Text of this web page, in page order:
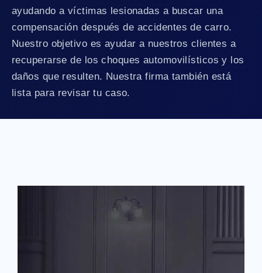
ayudando a víctimas lesionadas a buscar una
compensación después de accidentes de carro.
Nuestro objetivo es ayudar a nuestros clientes a
recuperarse de los choques automovilísticos y los
daños que resulten. Nuestra firma también está
lista para revisar tu caso.